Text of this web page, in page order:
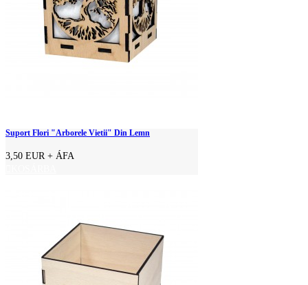
Suport Flori "Arborele Vietii" Din Lemn
3,50 EUR + ÁFA